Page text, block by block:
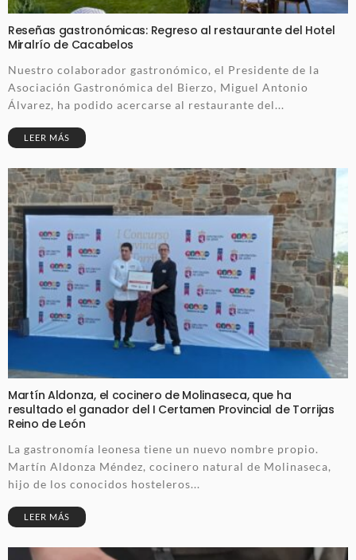
Reseñas gastronómicas: Regreso al restaurante del Hotel
Miralrío de Cacabelos
Nuestro colaborador gastronómico, el Presidente de la
Asociación Gastronómica del Bierzo, Miguel Antonio
Álvarez, ha podido acercarse al restaurante del...
LEER MÁS
Martín Aldonza, el cocinero de Molinaseca, que ha
resultado el ganador del I Certamen Provincial de Torrijas
Reino de León
La gastronomía leonesa tiene un nuevo nombre propio.
Martín Aldonza Méndez, cocinero natural de Molinaseca,
hijo de los conocidos hosteleros...
LEER MÁS